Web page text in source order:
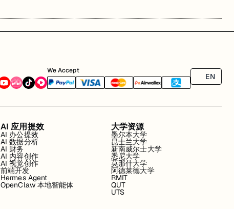
We Accept
EN
AI 应用提效
AI 办公提效
AI 数据分析
AI 财务
AI 内容创作
AI 视觉创作
前端开发
Hermes Agent
OpenClaw 本地智能体
大学资源
墨尔本大学
昆士兰大学
新南威尔士大学
悉尼大学
莫那什大学
阿德莱德大学
RMIT
QUT
UTS